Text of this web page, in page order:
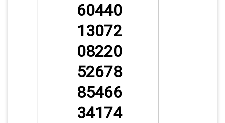
60440
13072
08220
52678
85466
34174